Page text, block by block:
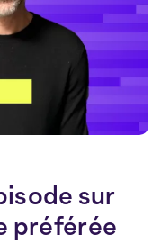
sur
préférée